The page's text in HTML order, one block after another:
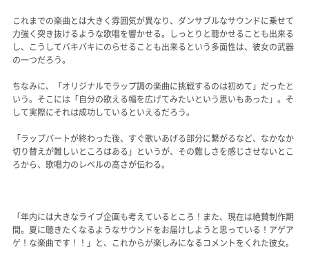
これまでの楽曲とは大きく雰囲気が異なり、ダンサブルなサウンドに乗せて
力強く突き抜けるような歌唱を響かせる。しっとりと聴かせることも出来る
し、こうしてバキバキにのらせることも出来るという多面性は、彼女の武器
の一つだろう。
ちなみに、「オリジナルでラップ調の楽曲に挑戦するのは初めて」だったと
いう。そこには「自分の歌える幅を広げてみたいという思いもあった」。そ
して実際にそれは成功しているといえるだろう。
「ラップパートが終わった後、すぐ歌いあげる部分に繋がるなど、なかなか
切り替えが難しいところはある」というが、その難しさを感じさせないとこ
ろから、歌唱力のレベルの高さが伝わる。
「年内には大きなライブ企画も考えているところ！また、現在は絶賛制作期
間。夏に聴きたくなるようなサウンドをお届けしようと思っている！アゲア
ゲ！な楽曲です！！」と、これからが楽しみになるコメントをくれた彼女。